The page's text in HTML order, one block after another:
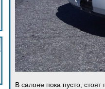
В салоне пока пусто,